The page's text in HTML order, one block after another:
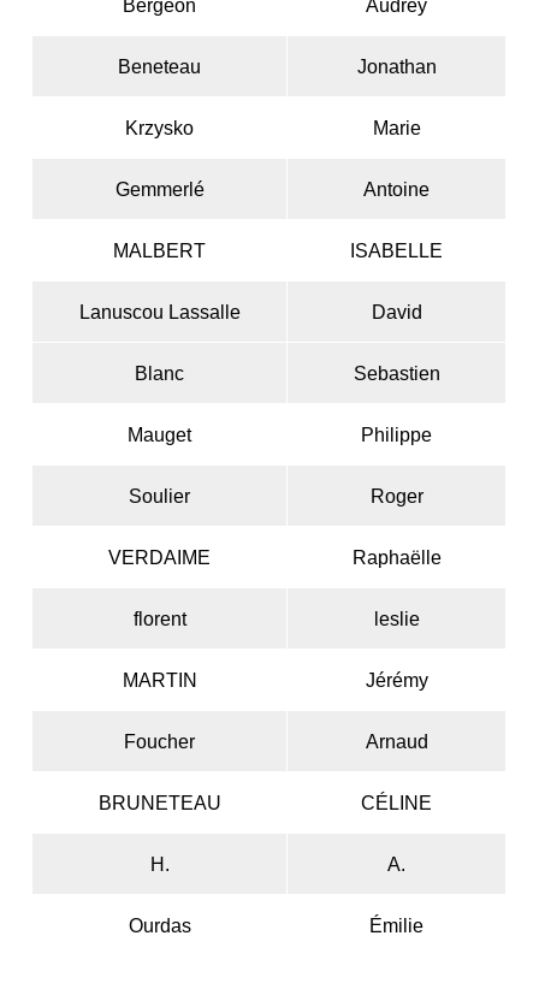
Bergeon Audrey
Beneteau Jonathan
Krzysko Marie
Gemmerlé Antoine
MALBERT ISABELLE
Lanuscou Lassalle David
Blanc Sebastien
Mauget Philippe
Soulier Roger
VERDAIME Raphaëlle
florent leslie
MARTIN Jérémy
Foucher Arnaud
BRUNETEAU CÉLINE
H. A.
Ourdas Émilie